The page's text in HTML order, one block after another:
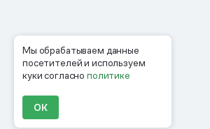
Мы обрабатываем данные
посетителей и используем
куки согласнополитике
ОК